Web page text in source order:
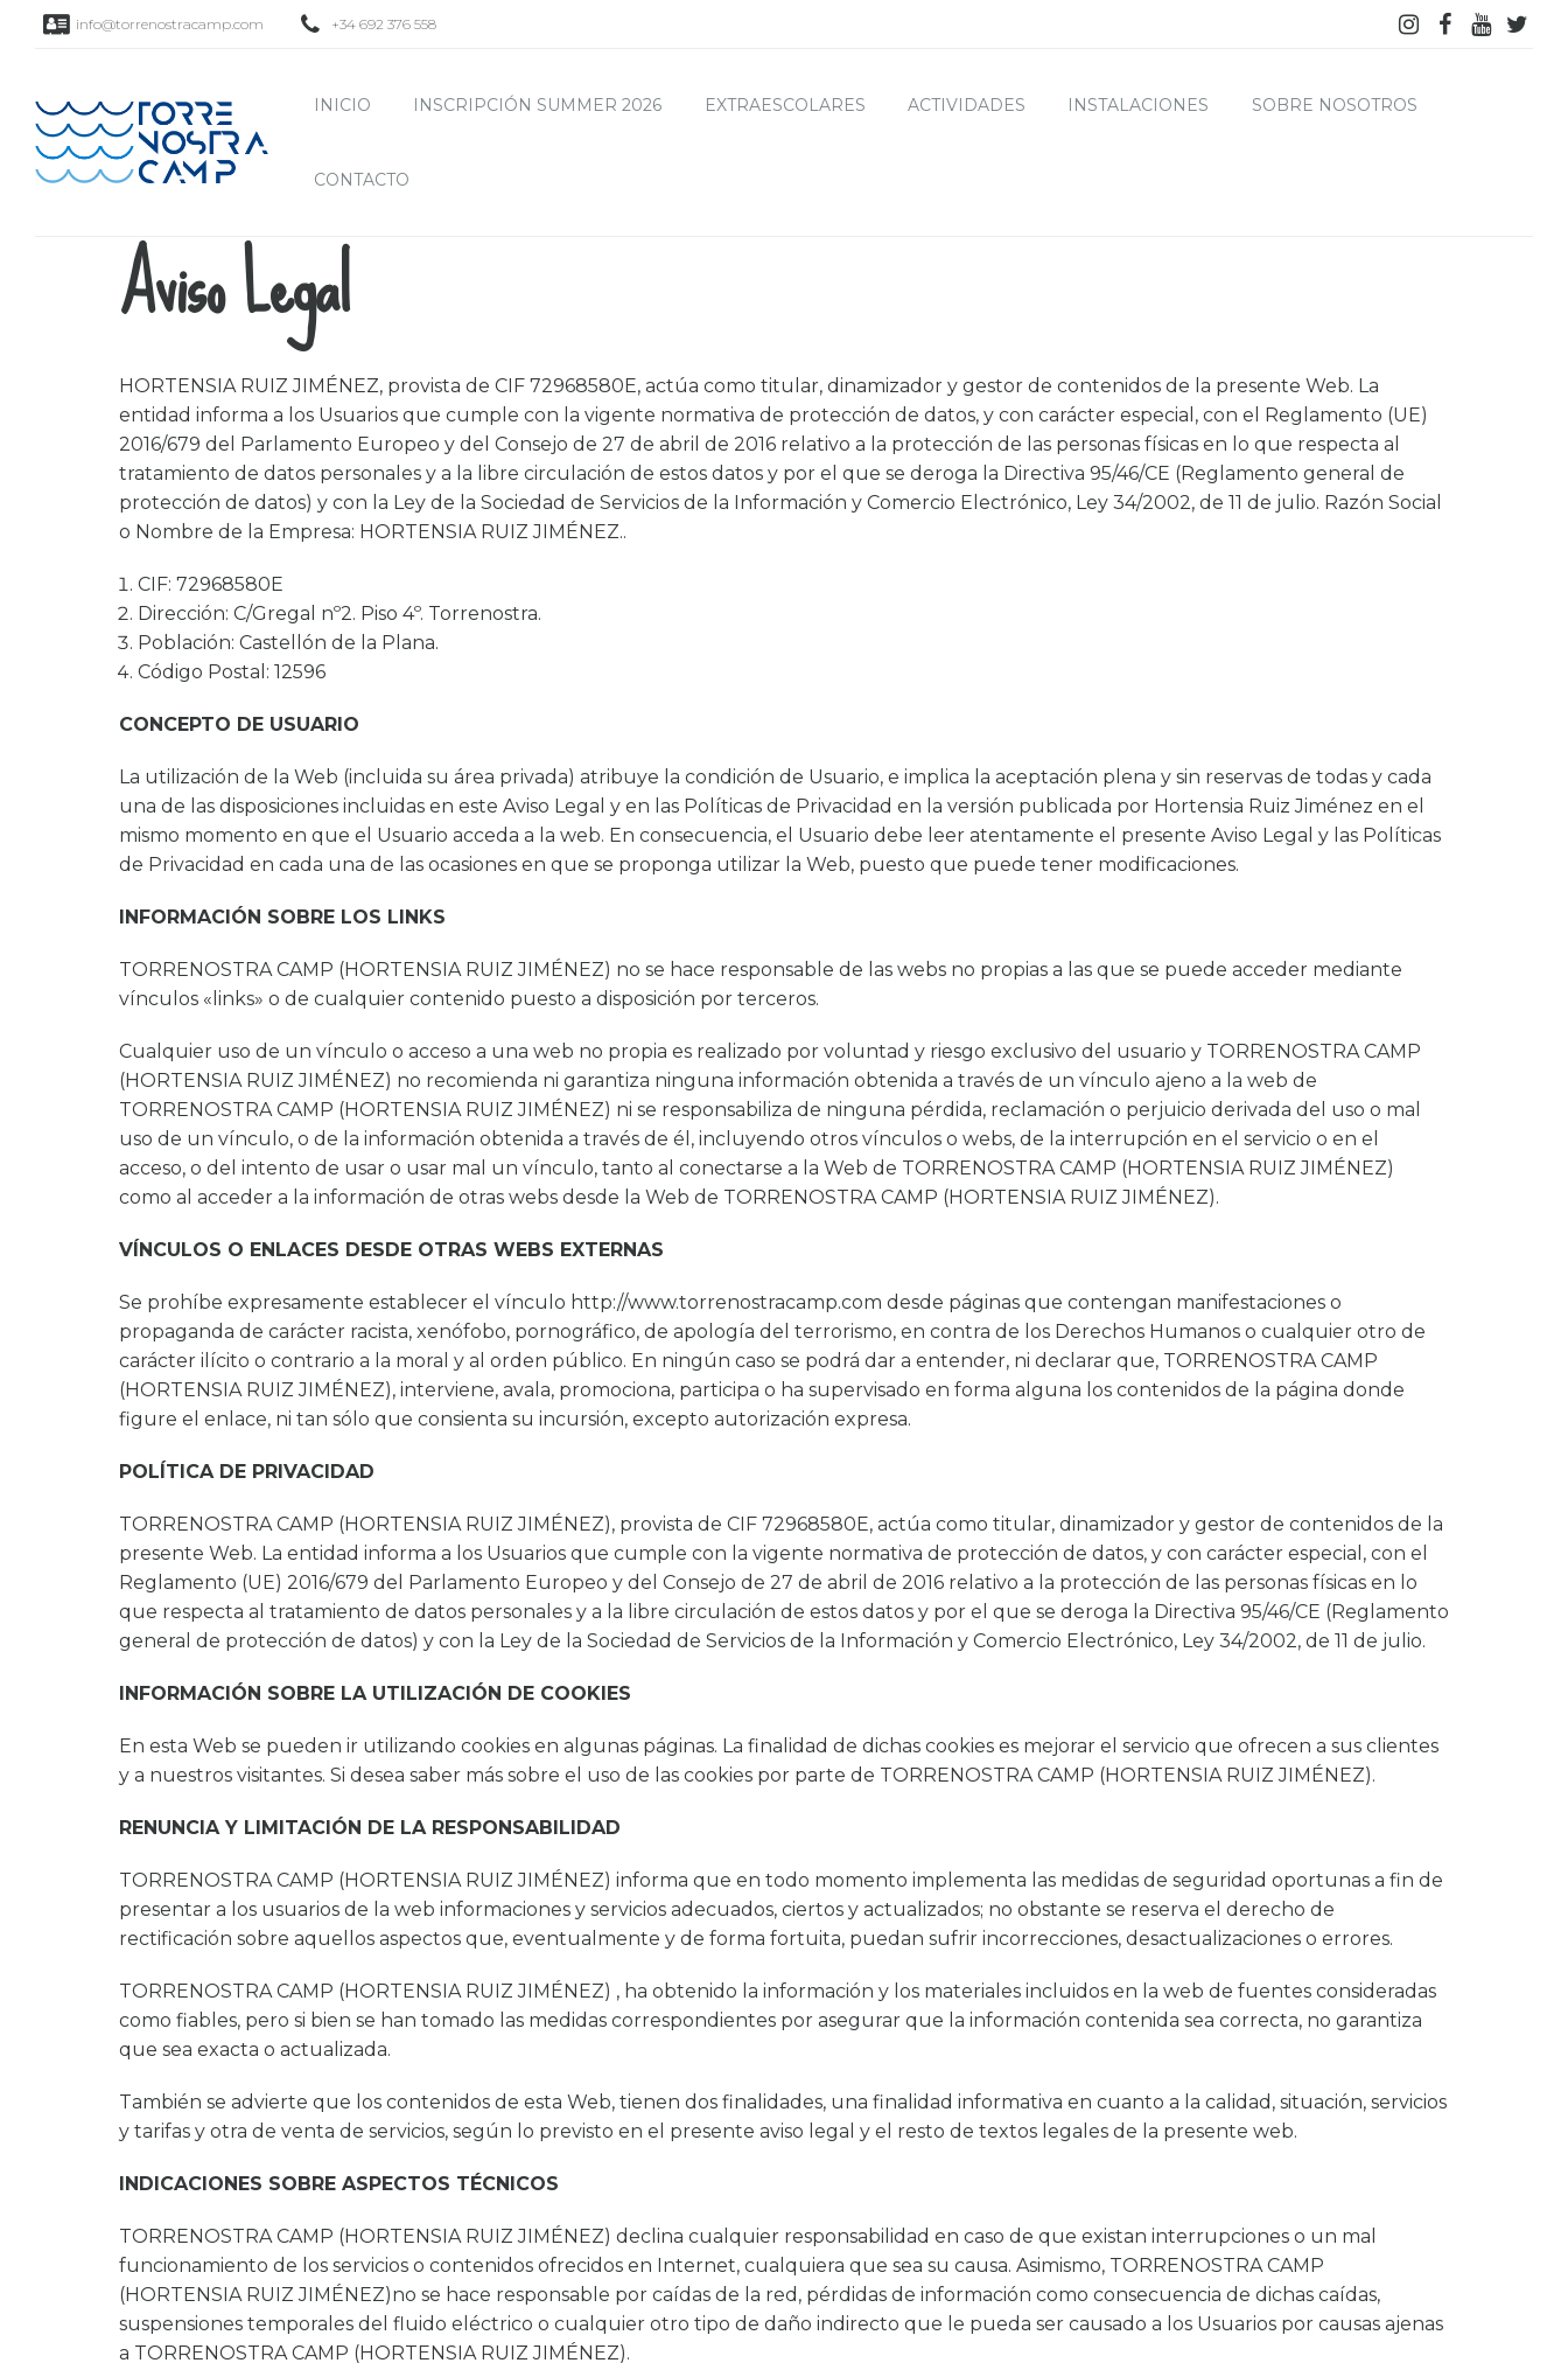
info@torrenostracamp.com +34 692 376 558
INICIO INSCRIPCIÓN SUMMER 2026 EXTRAESCOLARES ACTIVIDADES INSTALACIONES SOBRE NOSOTROS
CONTACTO
Aviso Legal
HORTENSIA RUIZ JIMÉNEZ, provista de CIF 72968580E, actúa como titular, dinamizador y gestor de contenidos de la presente Web. La
entidad informa a los Usuarios que cumple con la vigente normativa de protección de datos, y con carácter especial, con el Reglamento (UE)
2016/679 del Parlamento Europeo y del Consejo de 27 de abril de 2016 relativo a la protección de las personas físicas en lo que respecta al
tratamiento de datos personales y a la libre circulación de estos datos y por el que se deroga la Directiva 95/46/CE (Reglamento general de
protección de datos) y con la Ley de la Sociedad de Servicios de la Información y Comercio Electrónico, Ley 34/2002, de 11 de julio. Razón Social
o Nombre de la Empresa: HORTENSIA RUIZ JIMÉNEZ..
CIF: 72968580E
Dirección: C/Gregal nº2. Piso 4º. Torrenostra.
Población: Castellón de la Plana.
Código Postal: 12596
CONCEPTO DE USUARIO
La utilización de la Web (incluida su área privada) atribuye la condición de Usuario, e implica la aceptación plena y sin reservas de todas y cada
una de las disposiciones incluidas en este Aviso Legal y en las Políticas de Privacidad en la versión publicada por Hortensia Ruiz Jiménez en el
mismo momento en que el Usuario acceda a la web. En consecuencia, el Usuario debe leer atentamente el presente Aviso Legal y las Políticas
de Privacidad en cada una de las ocasiones en que se proponga utilizar la Web, puesto que puede tener modificaciones.
INFORMACIÓN SOBRE LOS LINKS
TORRENOSTRA CAMP (HORTENSIA RUIZ JIMÉNEZ) no se hace responsable de las webs no propias a las que se puede acceder mediante
vínculos «links» o de cualquier contenido puesto a disposición por terceros.
Cualquier uso de un vínculo o acceso a una web no propia es realizado por voluntad y riesgo exclusivo del usuario y TORRENOSTRA CAMP
(HORTENSIA RUIZ JIMÉNEZ) no recomienda ni garantiza ninguna información obtenida a través de un vínculo ajeno a la web de
TORRENOSTRA CAMP (HORTENSIA RUIZ JIMÉNEZ) ni se responsabiliza de ninguna pérdida, reclamación o perjuicio derivada del uso o mal
uso de un vínculo, o de la información obtenida a través de él, incluyendo otros vínculos o webs, de la interrupción en el servicio o en el
acceso, o del intento de usar o usar mal un vínculo, tanto al conectarse a la Web de TORRENOSTRA CAMP (HORTENSIA RUIZ JIMÉNEZ)
como al acceder a la información de otras webs desde la Web de TORRENOSTRA CAMP (HORTENSIA RUIZ JIMÉNEZ).
VÍNCULOS O ENLACES DESDE OTRAS WEBS EXTERNAS
Se prohíbe expresamente establecer el vínculo http://www.torrenostracamp.com desde páginas que contengan manifestaciones o
propaganda de carácter racista, xenófobo, pornográfico, de apología del terrorismo, en contra de los Derechos Humanos o cualquier otro de
carácter ilícito o contrario a la moral y al orden público. En ningún caso se podrá dar a entender, ni declarar que, TORRENOSTRA CAMP
(HORTENSIA RUIZ JIMÉNEZ), interviene, avala, promociona, participa o ha supervisado en forma alguna los contenidos de la página donde
figure el enlace, ni tan sólo que consienta su incursión, excepto autorización expresa.
POLÍTICA DE PRIVACIDAD
TORRENOSTRA CAMP (HORTENSIA RUIZ JIMÉNEZ), provista de CIF 72968580E, actúa como titular, dinamizador y gestor de contenidos de la
presente Web. La entidad informa a los Usuarios que cumple con la vigente normativa de protección de datos, y con carácter especial, con el
Reglamento (UE) 2016/679 del Parlamento Europeo y del Consejo de 27 de abril de 2016 relativo a la protección de las personas físicas en lo
que respecta al tratamiento de datos personales y a la libre circulación de estos datos y por el que se deroga la Directiva 95/46/CE (Reglamento
general de protección de datos) y con la Ley de la Sociedad de Servicios de la Información y Comercio Electrónico, Ley 34/2002, de 11 de julio.
INFORMACIÓN SOBRE LA UTILIZACIÓN DE COOKIES
En esta Web se pueden ir utilizando cookies en algunas páginas. La finalidad de dichas cookies es mejorar el servicio que ofrecen a sus clientes
y a nuestros visitantes. Si desea saber más sobre el uso de las cookies por parte de TORRENOSTRA CAMP (HORTENSIA RUIZ JIMÉNEZ).
RENUNCIA Y LIMITACIÓN DE LA RESPONSABILIDAD
TORRENOSTRA CAMP (HORTENSIA RUIZ JIMÉNEZ) informa que en todo momento implementa las medidas de seguridad oportunas a fin de
presentar a los usuarios de la web informaciones y servicios adecuados, ciertos y actualizados; no obstante se reserva el derecho de
rectificación sobre aquellos aspectos que, eventualmente y de forma fortuita, puedan sufrir incorrecciones, desactualizaciones o errores.
TORRENOSTRA CAMP (HORTENSIA RUIZ JIMÉNEZ) , ha obtenido la información y los materiales incluidos en la web de fuentes consideradas
como fiables, pero si bien se han tomado las medidas correspondientes por asegurar que la información contenida sea correcta, no garantiza
que sea exacta o actualizada.
También se advierte que los contenidos de esta Web, tienen dos finalidades, una finalidad informativa en cuanto a la calidad, situación, servicios
y tarifas y otra de venta de servicios, según lo previsto en el presente aviso legal y el resto de textos legales de la presente web.
INDICACIONES SOBRE ASPECTOS TÉCNICOS
TORRENOSTRA CAMP (HORTENSIA RUIZ JIMÉNEZ) declina cualquier responsabilidad en caso de que existan interrupciones o un mal
funcionamiento de los servicios o contenidos ofrecidos en Internet, cualquiera que sea su causa. Asimismo, TORRENOSTRA CAMP
(HORTENSIA RUIZ JIMÉNEZ)no se hace responsable por caídas de la red, pérdidas de información como consecuencia de dichas caídas,
suspensiones temporales del fluido eléctrico o cualquier otro tipo de daño indirecto que le pueda ser causado a los Usuarios por causas ajenas
a TORRENOSTRA CAMP (HORTENSIA RUIZ JIMÉNEZ).